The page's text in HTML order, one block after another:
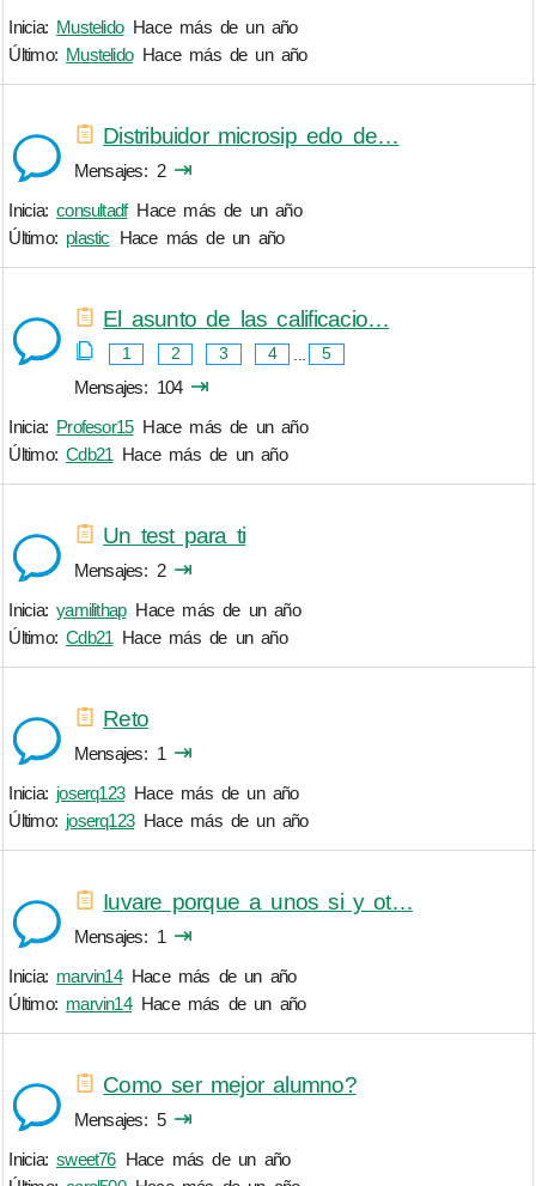
Inicia: Mustelido Hace más de un año
Último: Mustelido Hace más de un año
Distribuidor microsip edo de…
Mensajes 2 ⇥
Inicia:consultadf Hace más de un año
Último: plastic Hace más de un año
El asunto de las calificacio…
1 2 3 4 5
Mensajes 104 ⇥
Inicia: Profesor15 Hace más de un año
Último:Cdb21 Hace más de un año
Un test para ti
Mensajes 2 ⇥
Inicia:yamilithap Hace más de un año
Último:Cdb21 Hace más de un año
Reto
Mensajes 1 ⇥
Inicia: joserq123 Hace más de un año
Último: joserq123 Hace más de un año
Iuvare porque a unos si y ot…
Mensajes 1 ⇥
Inicia: marvin14 Hace más de un año
Último: marvin14 Hace más de un año
Como ser mejor alumno?
Mensajes 5 ⇥
Inicia:sweet76 Hace más de un año